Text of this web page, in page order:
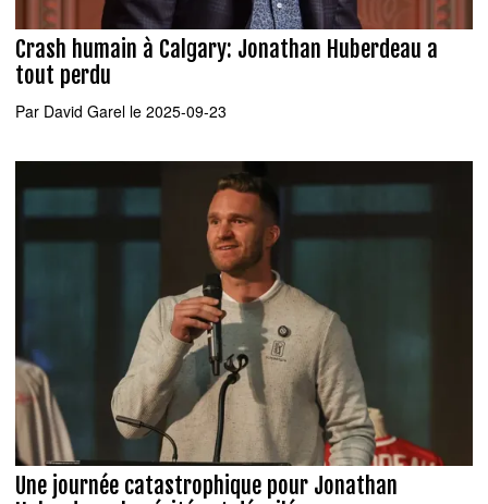
Crash humain à Calgary: Jonathan Huberdeau a
tout perdu
Par David Garel le 2025-09-23
Une journée catastrophique pour Jonathan